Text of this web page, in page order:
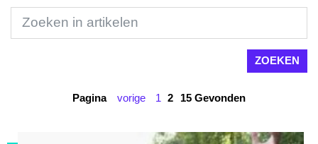
Pagina vorige 1 2 15 Gevonden